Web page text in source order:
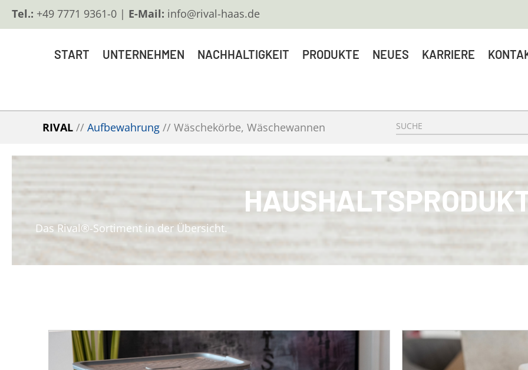
Tel.: +49 7771 9361-0 | E-Mail: info@rival-haas.de
START UNTERNEHMEN NACHHALTIGKEIT PRODUKTE NEUES KARRIERE
RIVAL // Aufbewahrung // Wäschekörbe, Wäschewannen
Das Rival®-Sortiment in der Übersicht.